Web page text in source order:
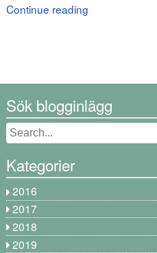
Continue reading
Sök blogginlägg
Kategorier
2016
2017
2018
2019